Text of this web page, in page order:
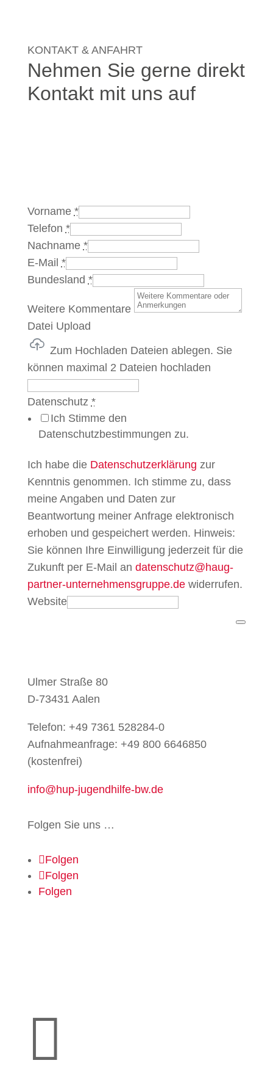
KONTAKT & ANFAHRT
Nehmen Sie gerne direkt
Kontakt mit uns auf
Vorname *
Telefon *
Nachname *
E-Mail *
Bundesland *
Weitere Kommentare
Datei Upload
Zum Hochladen Dateien ablegen. Sie
können maximal 2 Dateien hochladen
Datenschutz *
Ich Stimme den
Datenschutzbestimmungen zu.
Ich habe die Datenschutzerklärung zur
Kenntnis genommen. Ich stimme zu, dass
meine Angaben und Daten zur
Beantwortung meiner Anfrage elektronisch
erhoben und gespeichert werden. Hinweis:
Sie können Ihre Einwilligung jederzeit für die
Zukunft per E-Mail an datenschutz@haug-
partner-unternehmensgruppe.dewiderrufen.
Website
Ulmer Straße 80
D-73431 Aalen
Telefon: +49 7361 528284-0
Aufnahmeanfrage: +49 800 6646850
(kostenfrei)
info@hup-jugendhilfe-bw.de
Folgen Sie uns …
Folgen
Folgen
Folgen
